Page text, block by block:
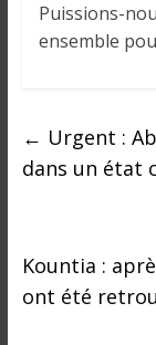
Puissions-
ensemble
← Urgent :
dans un état
Kountia :
ont été